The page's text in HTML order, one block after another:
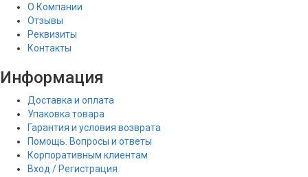
О Компании
Отзывы
Реквизиты
Контакты
Информация
Доставка и оплата
Упаковка товара
Гарантия и условия возврата
Помощь. Вопросы и ответы
Корпоративным клиентам
Вход / Регистрация